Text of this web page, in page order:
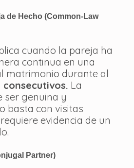
de Hecho (Common-Law
cuando la pareja ha
continua en una
matrimonio durante al
consecutivos. La
ser genuina y
basta con visitas
evidencia de un
Partner)